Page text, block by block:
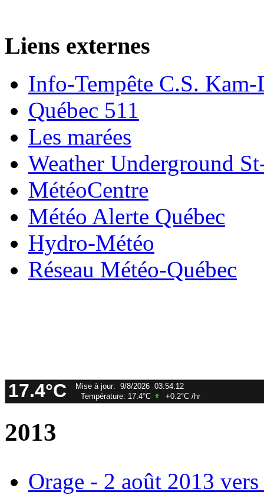
Liens externes
Info-Tempête C.S.
Québec 511
Les marées
Weather Underground
MétéoCentre
Météo Alerte Québec
Hydro-Météo
Réseau Météo-Québec
2013
Orage - 2 août 2013